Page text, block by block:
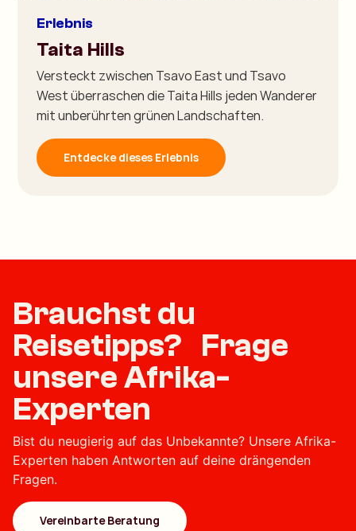
Erlebnis
Taita Hills
Versteckt zwischen Tsavo East und Tsavo
West überraschen die Taita Hills jeden Wanderer
mit unberührten grünen Landschaften.
Entdecke dieses Erlebnis
Brauchst du
Reisetipps? Frage
unsere Afrika-
Experten
Bist du neugierig auf das Unbekannte? Unsere Afrika-
Experten haben Antworten auf deine drängenden
Fragen.
Vereinbarte Beratung